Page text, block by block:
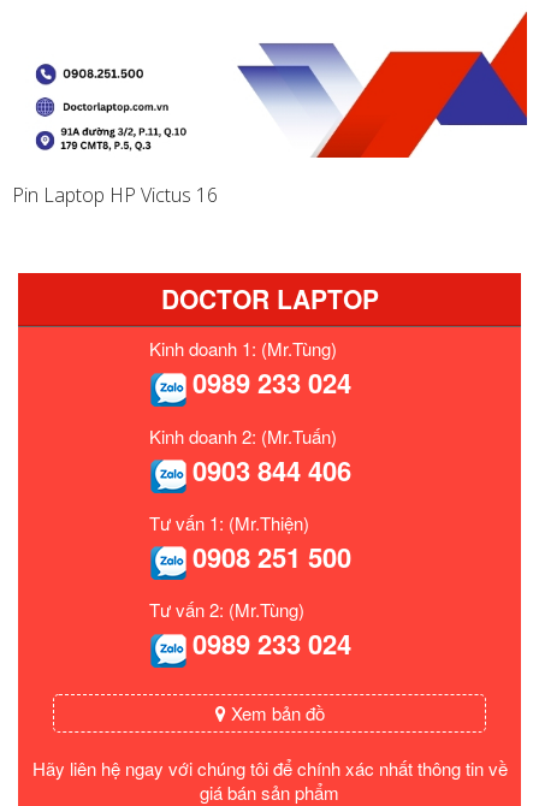
Pin Laptop HP Victus 16
DOCTOR LAPTOP
Kinh doanh 1: (Mr.Tùng)
0989 233 024
Kinh doanh 2: (Mr.Tuấn)
0903 844 406
Tư vấn 1: (Mr.Thiện)
0908 251 500
Tư vấn 2: (Mr.Tùng)
0989 233 024
Xem bản đồ
Hãy liên hệ ngay với chúng tôi để chính xác nhất thông tin về
giá bán sản phẩm